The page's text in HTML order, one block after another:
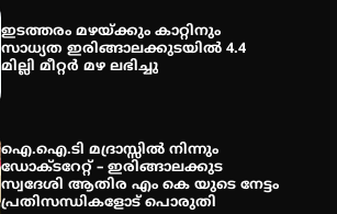
കോമേഴ്‌സ് അസോസിയേഷന്
തുടക്കമായി
എസ് എൻ ഹയർ സെക്കൻഡറി
വിദ്യാർത്ഥികൾ
ഇടത്തരം മഴയ്ക്കും കാറ്റിനും
സാധ്യത ഇരിങ്ങാലക്കുടയിൽ 4.4
മില്ലി മീറ്റർ മഴ ലഭിച്ചു
ഐ.ഐ.ടി മദ്രാസ്സിൽ നിന്നും
ഡോക്ടറേറ്റ് – ഇരിങ്ങാലക്കുട
സ്വദേശി ആതിര എം കെ യുടെ നേട്ടം
പ്രതിസന്ധികളോട് പൊരുതി